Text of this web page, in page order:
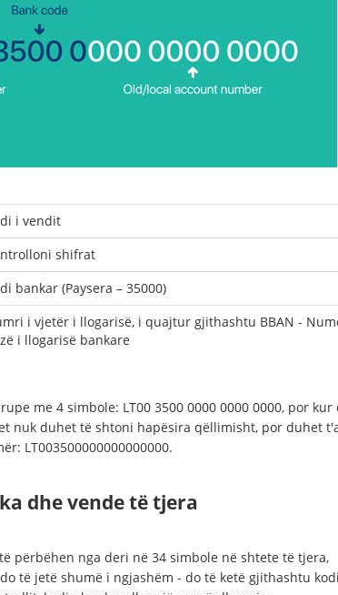
i vendit
shifrat
bankar (Paysera – 35000)
i vjetër i llogarisë, i quajtur gjithashtu BBAN -
i llogarisë bankare
me 4 simbole: LT00 3500 0000 0000 0000, por kur
nuk duhet të shtoni hapësira qëllimisht, por duhet
LT003500000000000000.
dhe vende të tjera
përbëhen nga deri në 34 simbole në shtete të tjera,
të jetë shumë i ngjashëm - do të ketë gjithashtu